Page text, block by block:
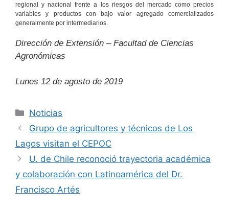
regional y nacional frente a los riesgos del mercado como precios
variables y productos con bajo valor agregado comercializados
generalmente por intermediarios.
Dirección de Extensión – Facultad de Ciencias
Agronómicas
Lunes 12 de agosto de 2019
Categorías
Noticias
Grupo de agricultores y técnicos de Los
Lagos visitan el CEPOC
U. de Chile reconoció trayectoria académica
y colaboración con Latinoamérica del Dr.
Francisco Artés